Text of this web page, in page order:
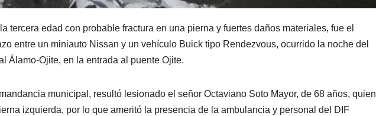
tercera edad con probable fractura en una pierna y fuertes daños materiales, fue el
entre un miniauto Nissan y un vehículo Buick tipo Rendezvous, ocurrido la noche del
Álamo-Ojite, en la entrada al puente Ojite.
municipal, resultó lesionado el señor Octaviano Soto Mayor, de 68 años, quien
izquierda, por lo que ameritó la presencia de la ambulancia y personal del DIF